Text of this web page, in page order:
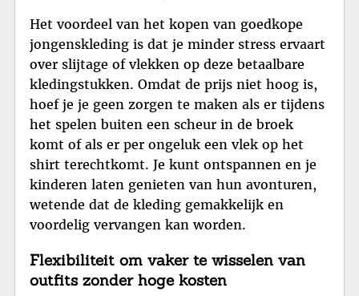
Het voordeel van het kopen van goedkope
jongenskleding is dat je minder stress ervaart
over slijtage of vlekken op deze betaalbare
kledingstukken. Omdat de prijs niet hoog is,
hoef je je geen zorgen te maken als er tijdens
het spelen buiten een scheur in de broek
komt of als er per ongeluk een vlek op het
shirt terechtkomt. Je kunt ontspannen en je
kinderen laten genieten van hun avonturen,
wetende dat de kleding gemakkelijk en
voordelig vervangen kan worden.
Flexibiliteit om vaker te wisselen van
outfits zonder hoge kosten